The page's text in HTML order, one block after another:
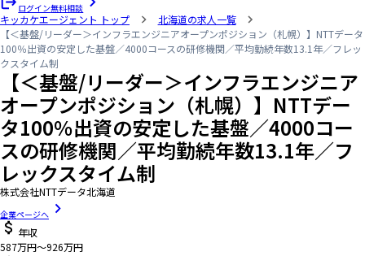
ログイン無料相談
キッカケエージェント トップ
北海道の求人一覧
【＜基盤/リーダー＞インフラエンジニアオープンポジション（札幌）】NTTデータ
100％出資の安定した基盤／4000コースの研修機関／平均勤続年数13.1年／フレッ
クスタイム制
【＜基盤/リーダー＞インフラエンジニア
オープンポジション（札幌）】NTTデー
タ100％出資の安定した基盤／4000コー
スの研修機関／平均勤続年数13.1年／フ
レックスタイム制
株式会社NTTデータ北海道
企業ページへ
年収
587万円〜926万円